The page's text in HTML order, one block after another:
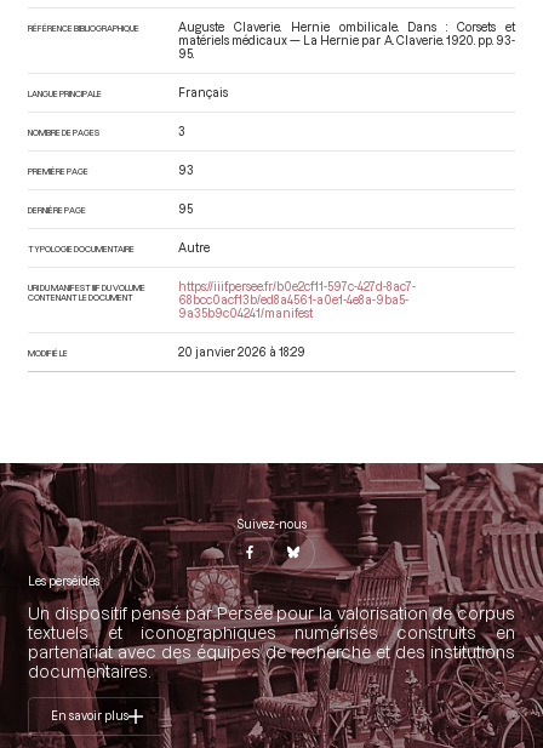
RÉFÉRENCE BIBLIOGRAPHIQUE
Auguste Claverie. Hernie ombilicale. Dans : Corsets et
matériels médicaux — La Hernie par A. Claverie. 1920. pp. 93-
95.
LANGUE PRINCIPALE Français
NOMBRE DE PAGES 3
PREMIÈRE PAGE 93
DERNIÈRE PAGE 95
TYPOLOGIE DOCUMENTAIRE Autre
URI DU MANIFEST IIIF DU VOLUME
CONTENANT LE DOCUMENT
https://iiif.persee.fr/b0e2cf11-597c-427d-8ac7-
68bcc0acf13b/ed8a4561-a0e1-4e8a-9ba5-
9a35b9c04241/manifest
MODIFIÉ LE 20 janvier 2026 à 18:29
Suivez-nous
Les perséides
Un dispositif pensé par Persée pour la valorisation de corpus
textuels et iconographiques numérisés construits en
partenariat avec des équipes de recherche et des institutions
documentaires.
En savoir plus